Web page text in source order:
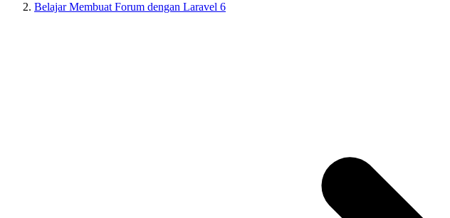
Belajar Membuat Forum dengan Laravel 6